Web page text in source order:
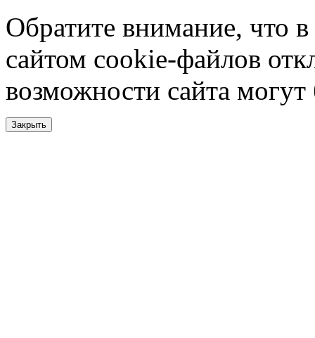
Обратите внимание, что в
сайтом cookie-файлов
возможности сайта
Закрыть